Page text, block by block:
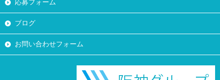
応募フォーム
ブログ
お問い合わせフォーム